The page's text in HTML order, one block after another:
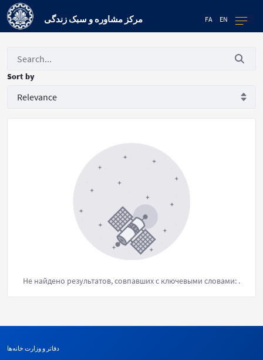
FA EN مرکز مشاوره و سبک زندگی
Sort by
Не найдено результатов, совпавших с ключевыми словами: .
دفاتر و وزارت خانه‌ها